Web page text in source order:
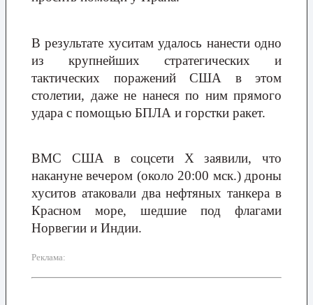
В результате хуситам удалось нанести одно
из крупнейших стратегических и
тактических поражений США в этом
столетии, даже не нанеся по ним прямого
удара с помощью БПЛА и горстки ракет.
ВМС США в соцсети X заявили, что
накануне вечером (около 20:00 мск.) дроны
хуситов атаковали два нефтяных танкера в
Красном море, шедшие под флагами
Норвегии и Индии.
Реклама: